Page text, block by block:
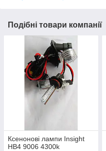
Подібні товари компанії
Ксенонові лампи Insight
HB4 9006 4300k